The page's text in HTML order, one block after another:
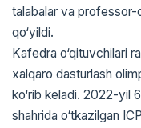
talabalar va professor-
qo‘yildi.
Kafedra o‘qituvchilari
xalqaro dasturlash
ko‘rib keladi. 2022-yil
shahrida o‘tkazilgan